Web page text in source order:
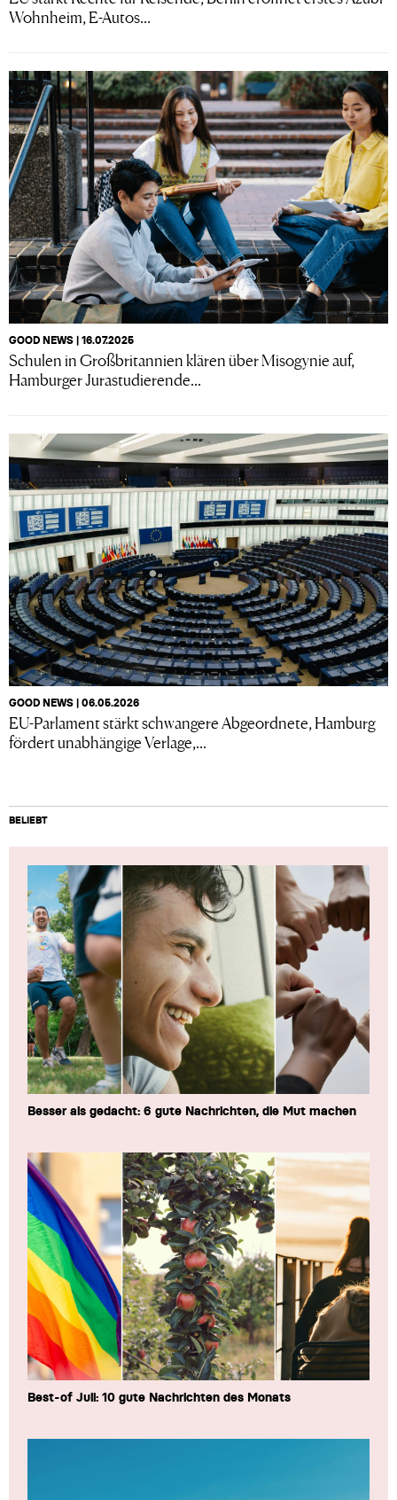
Wohnheim, E-Autos...
GOOD NEWS | 16.07.2025
Schulen in Großbritannien klären über Misogynie auf,
Hamburger Jurastudierende...
GOOD NEWS | 06.05.2026
EU-Parlament stärkt schwangere Abgeordnete, Hamburg
fördert unabhängige Verlage,...
BELIEBT
Besser als gedacht: 6 gute Nachrichten, die Mut machen
Best-of Juli: 10 gute Nachrichten des Monats